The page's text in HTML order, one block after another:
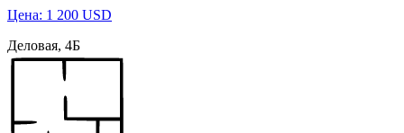
Цена: 1 200 USD
Деловая, 4Б